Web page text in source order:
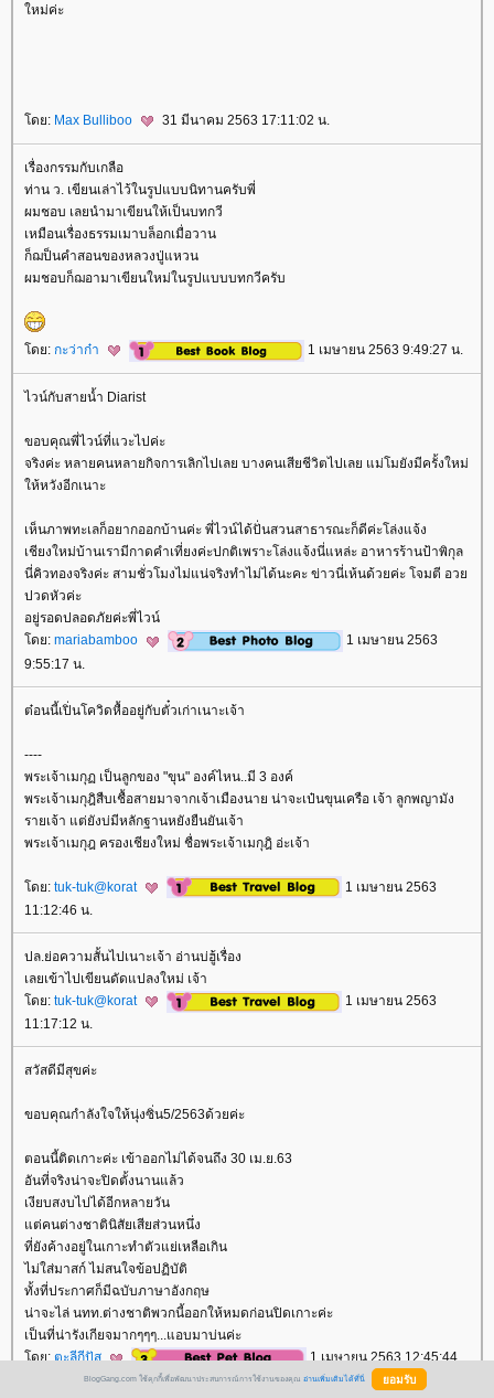
หม่ค่ะ
ดย: Max Bulliboo 31 มีนาคม 2563 17:11:02 น.
เรื่องกรรมกับเกลือ
ท่าน ว. เขียนเล่าไว้ในรูปแบบนิทานครับพี่
ผมชอบ เลยนำมาเขียนให้เป็นบทกวี
เหมือนเรื่องธรรมเมาบล็อกเมื่อวาน
ก็ฌป็นคำสอนของหลวงปู่แหวน
ผมชอบก็ฌอามาเขียนใหม่ในรูปแบบบทกวีครับ
ดย: กะว่าก๋า 1 เมษายน 2563 9:49:27 น.
ไวน์กับสายน้ำ Diarist
ขอบคุณพี่ไวน์ที่แวะไปค่ะ
จริงค่ะ หลายคนหลายกิจการเลิกไปเลย บางคนเสียชีวิตไปเลย แม่โมยังมีครั้งใหม่
ห้หวังอีกเนาะ
เห็นภาพทะเลก็อยากออกบ้านค่ะ พี่ไวน์ได้ปั่นสวนสาธารณะก็ดีค่ะโล่งแจ้ง
เชียงใหม่บ้านเรามีกาดคำเที่ยงค่ะปกติเพราะโล่งแจ้งนี่แหล่ะ อาหารร้านป้าพิกุล
นี่คิวทองจริงค่ะ สามชั่วโมงไม่แน่จริงทำไม่ได้นะคะ ข่าวนี่เห้นด้วยค่ะ โจมตี อว
ปวดหัวค่ะ
อยู่รอดปลอดภัยค่ะพี่ไวน์
ดย: mariabamboo
1 เมษายน 2563
9:55:17 น.
ต๋อนนี้เปิ่นโควิดหื้ออยู่กับตั๋วเก่าเนาะเจ้า
----
พระเจ้าเมกุฏ เป็นลูกของ "ขุน" องค์ไหน..มี 3 องค์
พระเจ้าเมกุฎิสืบเชื้อสายมาจากเจ้าเมืองนาย น่าจะเป๋นขุนเครือ เจ้า ลูกพญามัง
รายเจ้า แต่ยังบ่มีหลักฐานหยังยืนยันเจ้า
พระเจ้าเมกุฎ ครองเชียงใหม่ ชื่อพระเจ้าเมกุฎิ อ่ะเจ้า
ดย: tuk-tuk@korat
1 เมษายน 2563
11:12:46 น.
ปล.ย่อความสั้นไปเนาะเจ้า อ่านบ่ฮู้เรื่อง
เลยเข้าไปเขียนดัดแปลงใหม่ เจ้า
ดย: tuk-tuk@korat
1 เมษายน 2563
11:17:12 น.
สวัสดีมีสุขค่ะ
ขอบคุณกำลังใจให้นุ่งซิ่น5/2563ด้วยค่ะ
ตอนนี้ติดเกาะค่ะ เข้าออกไม่ได้จนถึง 30 เม.ย.63
อันที่จริงน่าจะปิดตั้งนานแล้ว
เงียบสงบไปได้อีกหลายวัน
ต่คนต่างชาตินิสัยเสียส่วนหนึ่ง
ที่ยังค้างอยู่ในเกาะทำตัวแย่เหลือเกิน
ไม่ใส่มาสก์ ไม่สนใจข้อปฏิบัติ
ทั้งที่ประกาศก็มีฉบับภาษาอังกฤษ
น่าจะไล่ นทท.ต่างชาติพวกนี้ออกให้หมดก่อนปิดเกาะค่ะ
เป็นที่น่ารังเกียจมากๆๆๆ...แอบมาบ่นค่ะ
ดย:ตะลีกีปัส
1 เมษายน 2563 12:45:44
BlogGang.com ใช้คุกกี้เพื่อพัฒนาประสบการณ์การใช้งานของคุณ อ่านเพิ่มเติมได้ที่นี่